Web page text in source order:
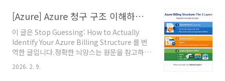
의 컨테이너 과금은 단순히 “노드 몇 개냐”가 아
니다.Infrastructure Monitoring에서 컨테이
너 기반 과금은 다음 기준으로 계산된다.평균 실
행 중 컨테이너 수 (Hourly average)월 단위 집
계특정 퍼센타일 기준 적용 (상위 피크 일부 제
외)컨테이너 수 × 시간 × 플랜 단가이것이 아니
[Azure] Azure 청구 구조 이해하기: 실비용 계산 기준과 핵심 개념
이 글은 Stop Guessing: How to Actually
Identify Your Azure Billing Structure 를 번
역한 글입니다.정확한 늬앙스는 원문을 참고하시
기 바랍니다.실제 구조를 정확히 식별하는 방법
Azure 비용을 분석하다 보면 계약, 구독, 약정 개
2026. 2. 9.